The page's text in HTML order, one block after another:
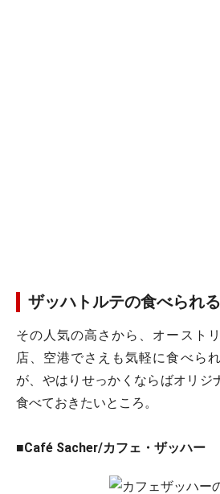
ザッハトルテの食べられ
その人気の高さから、オースト
店、空港でさえも気軽に食べら
が、やはりせっかくならばオリジ
食べておきたいところ。
■Café Sacher/カフェ・ザッハー